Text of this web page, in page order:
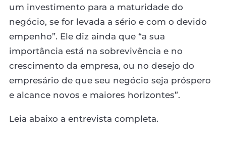
um investimento para a maturidade do
negócio, se for levada a sério e com o devido
empenho”. Ele diz ainda que “a sua
importância está na sobrevivência e no
crescimento da empresa, ou no desejo do
empresário de que seu negócio seja próspero
e alcance novos e maiores horizontes”.
Leia abaixo a entrevista completa.